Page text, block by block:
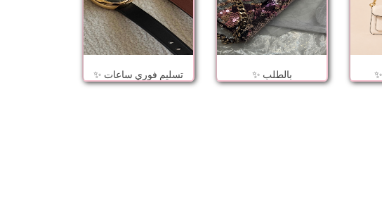
بالطلب ✨ تسليم فوري ساعات ✨